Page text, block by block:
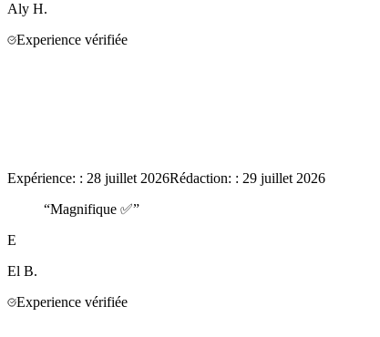
Aly H.
Experience vérifiée
Expérience: : 28 juillet 2026Rédaction: : 29 juillet 2026
“Magnifique ✅”
E
El B.
Experience vérifiée